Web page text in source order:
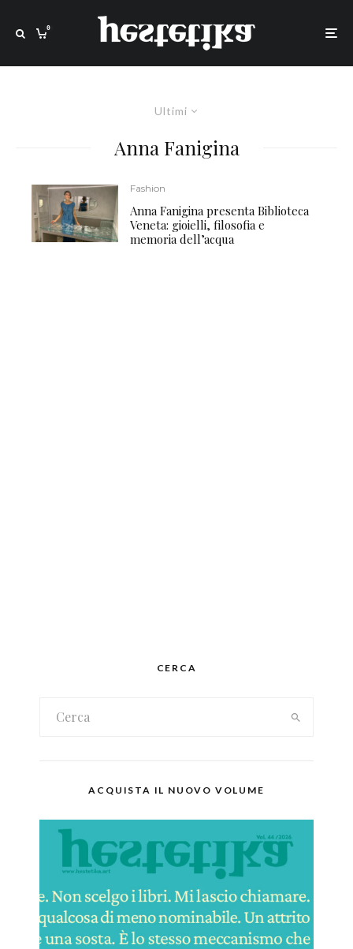
0
Ultimi
Anna Fanigina
Fashion
Anna Fanigina presenta Biblioteca
Veneta: gioielli, filosofia e
memoria dell’acqua
CERCA
ACQUISTA IL NUOVO VOLUME